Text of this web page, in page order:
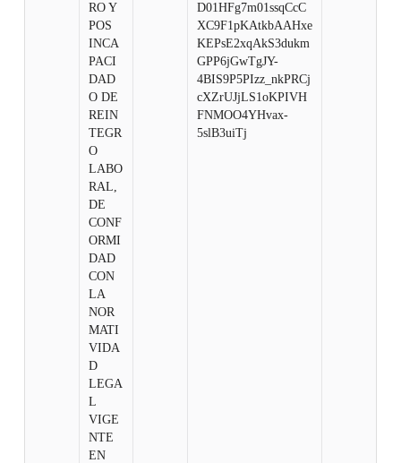
RO Y
POS
INCA
PACI
DAD
O DE
REIN
TEGR
O
LABO
RAL,
DE
CONF
ORMI
DAD
CON
LA
NOR
MATI
VIDA
D
LEGA
L
VIGE
NTE
EN
D01HFg7m01ssqCcC
XC9F1pKAtkbAAHxe
KEPsE2xqAkS3dukm
GPP6jGwTgJY-
4BIS9P5PIzz_nkPRCj
cXZrUJjLS1oKPIVH
FNMOO4YHvax-
5slB3uiTj